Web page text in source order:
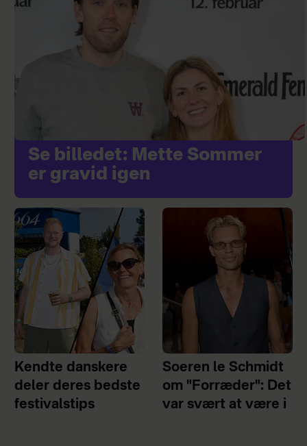
Se billedet: Mette Sommer
er gravid igen
Kendte danskere
deler deres bedste
festivalstips
Soeren le Schmidt
om "Forræder": Det
var svært at være i